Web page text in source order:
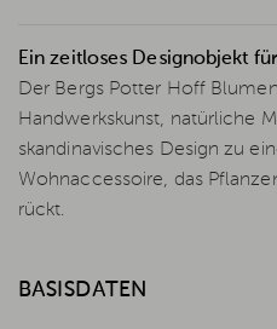
Ein zeitloses Designobjekt
Der Bergs Potter Hoff
Handwerkskunst, natürliche
skandinavisches Design zu
Wohnaccessoire, das
rückt.
BASISDATEN